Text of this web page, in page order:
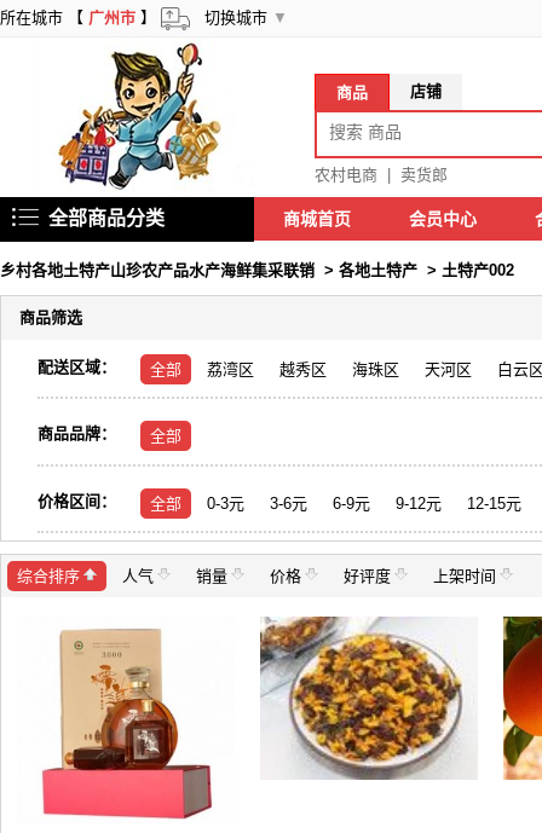
所在城市 【 广州市 】 切换城市 ▼
商品 店铺
农村电商 卖货郎
全部商品分类 商城首页 会员中心
乡村各地土特产山珍农产品水产海鲜集采联销 > 各地土特产 > 土特产002
商品筛选
配送区域： 全部 荔湾区 越秀区 海珠区 天河区 白云
商品品牌： 全部
价格区间： 全部 0-3元 3-6元 6-9元 9-12元 12-15元
综合排序 人气 销量 价格 好评度 上架时间